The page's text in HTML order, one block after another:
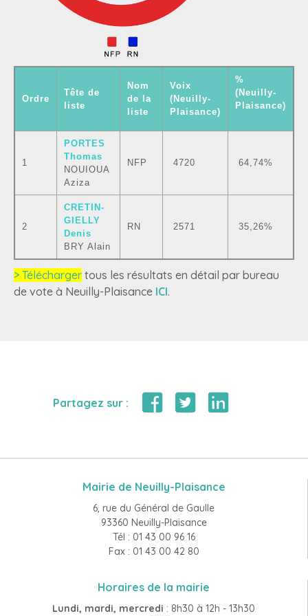
Ordre
Tête de
liste
Nom
de la
liste
Voix
(Neuilly-
Plaisance)
%
(Neuilly-
Plaisance)
1
PORTES
Thomas
NOUIOUA
Aziza
NFP 4720 64,74%
2
CRETIN-
GIELLY
Denis
BRY Alain
RN 2571 35,26%
> Télécharger tous les résultats en détail par bureau
de vote à Neuilly-Plaisance ICI.
Partagez sur :
Mairie de Neuilly-Plaisance
6, rue du Général de Gaulle
93360 Neuilly-Plaisance
Tél : 01 43 00 96 16
Fax : 01 43 00 42 80
Horaires de la mairie
Lundi, mardi, mercredi : 8h30 à 12h - 13h30